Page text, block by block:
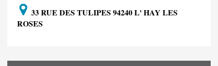
33 RUE DES TULIPES 94240 L' HAY LES
ROSES